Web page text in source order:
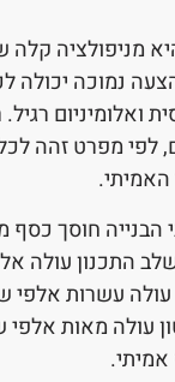
מניפולציה קלה
נמוכה יכולה
ואלומיניום
לפי מפרט זהה
הבנייה חוסך
התכנון עולה
עולה עשרות אלפי
עולה מאות אלפי